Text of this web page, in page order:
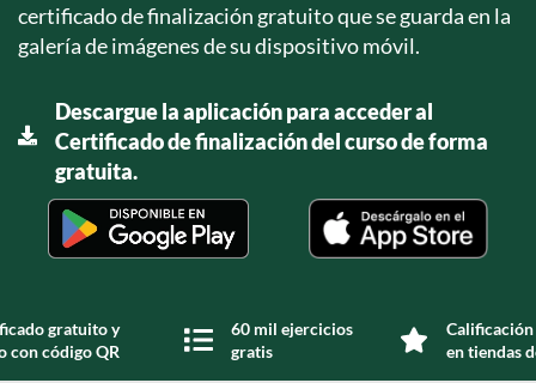
certificado de finalización gratuito que se guarda en la
galería de imágenes de su dispositivo móvil.
Descargue la aplicación para acceder al
Certificado de finalización del curso de forma
gratuita.
gratuito y
con código QR
60 mil ejercicios
gratis
en tiendas